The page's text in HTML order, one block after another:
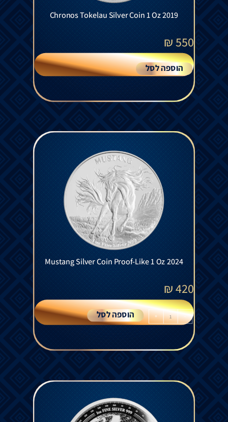
Chronos Tokelau Silver Coin 1 Oz 2019
550
₪
הוספה לסל
Mustang Silver Coin Proof-Like 1 Oz 2024
420
₪
-
+ הוספה לסל